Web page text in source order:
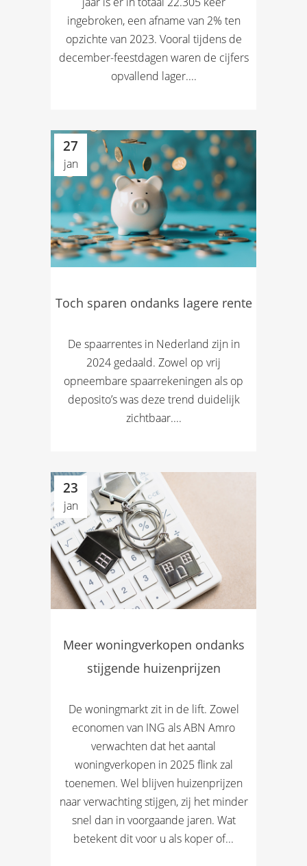
ingebroken, een afname van 2% ten
opzichte van 2023. Vooral tijdens de
december-feestdagen waren de cijfers
opvallend lager....
27
jan
Toch sparen ondanks lagere rente
De spaarrentes in Nederland zijn in
2024 gedaald. Zowel op vrij
opneembare spaarrekeningen als op
deposito’s was deze trend duidelijk
zichtbaar....
23
jan
Meer woningverkopen ondanks
stijgende huizenprijzen
De woningmarkt zit in de lift. Zowel
economen van ING als ABN Amro
verwachten dat het aantal
woningverkopen in 2025 flink zal
toenemen. Wel blijven huizenprijzen
naar verwachting stijgen, zij het minder
snel dan in voorgaande jaren. Wat
betekent dit voor u als koper of...